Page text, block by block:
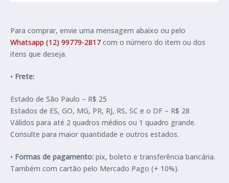
Para comprar, envie uma mensagem abaixo ou pelo
Whatsapp (12) 99779-2817 com o número do item ou dos
itens que deseja.
• Frete:
Estado de São Paulo – R$ 25
Estados de ES, GO, MG, PR, RJ, RS, SC e o DF – R$ 28
Válidos para até 2 quadros médios ou 1 quadro grande.
Consulte para maior quantidade e outros estados.
• Formas de pagamento: pix, boleto e transferência bancária.
Também com cartão pelo Mercado Pago (+ 10%).